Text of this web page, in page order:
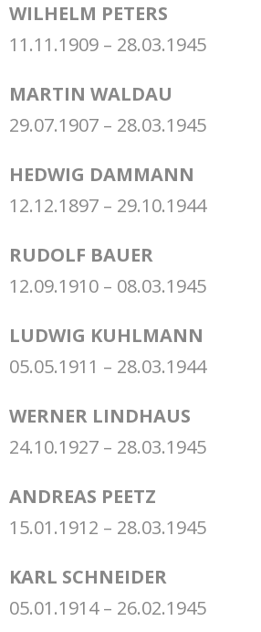
WILHELM PETERS
11.11.1909 – 28.03.1945
MARTIN WALDAU
29.07.1907 – 28.03.1945
HEDWIG DAMMANN
12.12.1897 – 29.10.1944
RUDOLF BAUER
12.09.1910 – 08.03.1945
LUDWIG KUHLMANN
05.05.1911 – 28.03.1944
WERNER LINDHAUS
24.10.1927 – 28.03.1945
ANDREAS PEETZ
15.01.1912 – 28.03.1945
KARL SCHNEIDER
05.01.1914 – 26.02.1945